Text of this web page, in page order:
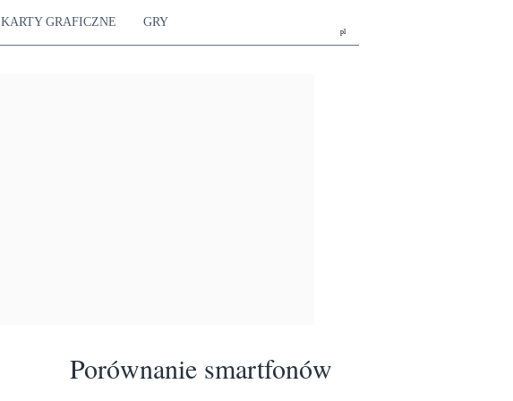
pl
KARTY GRAFICZNE GRY
Porównanie smartfonów